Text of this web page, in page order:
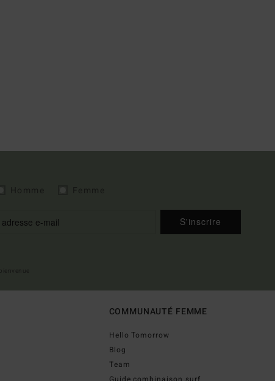
S'inscrire
COMMUNAUTÉ FEMME
Hello Tomorrow
Blog
Team